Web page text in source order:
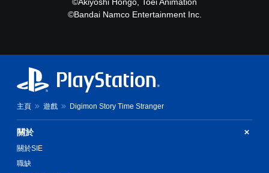
©Bandai Namco Entertainment Inc.
主頁 遊戲 Digimon Story Time Stranger
關於
關於SIE
職缺